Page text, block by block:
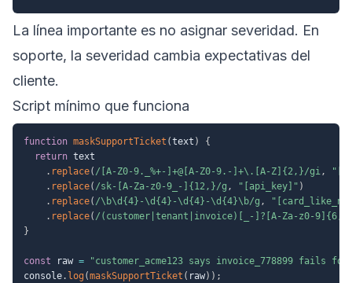
La línea importante es no asignar severidad. En
soporte, la severidad cambia expectativas del
cliente.
Script mínimo que funciona
function maskSupportTicket (text )
{
return text
. replace( / [A-Z0-9._%+-]+@[A-Z0-9.-]+\.[A-Z]{2,}/gi,
. replace( /sk-[A-Za-z0-9_-]{12,}/g , "[api_key]" )
. replace( /\b\d{4}-\d{4}-\d{4}-\d{4}\b/g ,
. replace( / (customer|tenant|invoice)[_-]?[A-Za-z0-9]{6,}
}
const raw =
"customer_acme123 says invoice_778899 fails for
console. log (maskSupportTicket ( raw) ) ;